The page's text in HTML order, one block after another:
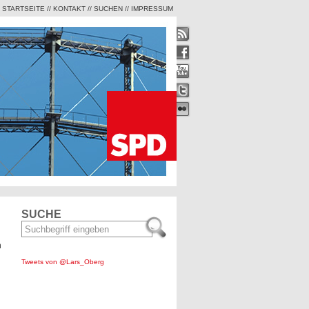
STARTSEITE // KONTAKT // SUCHEN // IMPRESSUM
SUCHE
Tweets von @Lars_Oberg